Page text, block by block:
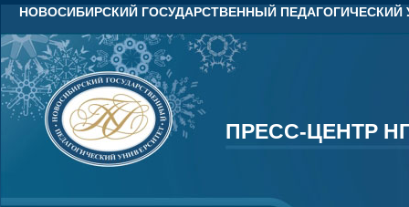
НОВОСИБИРСКИЙ ГОСУДАРСТВЕННЫЙ ПЕДАГОГИЧЕСКИЙ
ПРЕСС-ЦЕНТР
ПРЕСС-ЦЕНТР